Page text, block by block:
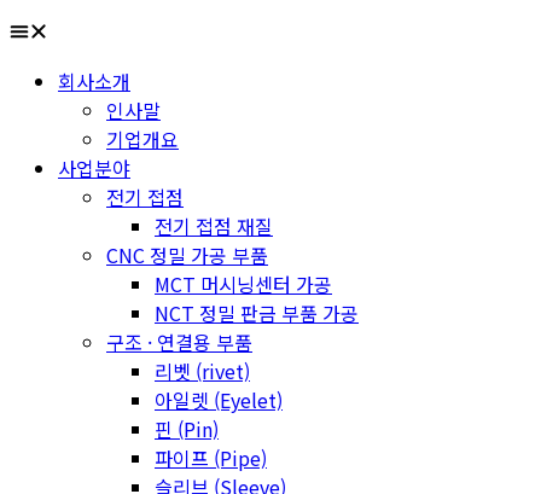
회사소개
인사말
기업개요
사업분야
전기 접점
전기 접점 재질
CNC 정밀 가공 부품
MCT 머시닝센터 가공
NCT 정밀 판금 부품 가공
구조 · 연결용 부품
리벳 (rivet)
아일렛 (Eyelet)
핀 (Pin)
파이프 (Pipe)
슬리브 (Sleeve)